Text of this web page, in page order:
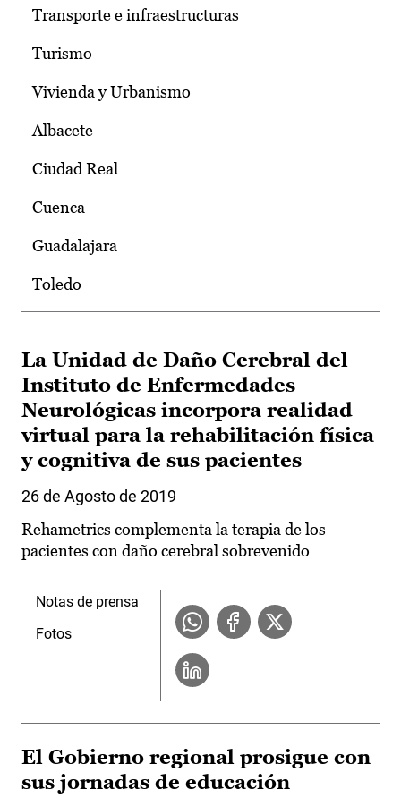
Transporte e infraestructuras
Turismo
Vivienda y Urbanismo
Albacete
Ciudad Real
Cuenca
Guadalajara
Toledo
La Unidad de Daño Cerebral del
Instituto de Enfermedades
Neurológicas incorpora realidad
virtual para la rehabilitación física
y cognitiva de sus pacientes
26 de Agosto de 2019
Rehametrics complementa la terapia de los
pacientes con daño cerebral sobrevenido
Notas de prensa
Fotos
El Gobierno regional prosigue con
sus jornadas de educación